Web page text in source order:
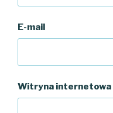
E-mail
Witryna internetowa